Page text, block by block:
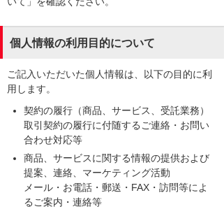
個人情報の利用目的について
ご記入いただいた個人情報は、以下の目的に利
用します。
契約の履行（商品、サービス、受託業務）
取引契約の履行に付随するご連絡・お問い
合わせ対応等
商品、サービスに関する情報の提供および
提案、連絡、マーケティング活動
メール・お電話・郵送・FAX・訪問等によ
るご案内・連絡等